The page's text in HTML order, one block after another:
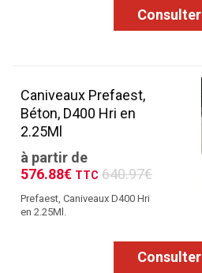
Consulter
Caniveaux Prefaest,
Béton, D400 Hri en
2.25Ml
à partir de
576.88€ TTC 640.97€
Prefaest, Caniveaux D400 Hri
en 2.25Ml.
Consulter